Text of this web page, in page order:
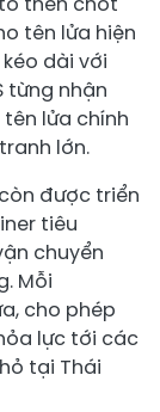
tên lửa hiện
dài với
từng nhận
lửa chính
lớn.
được triển
tiêu
chuyển
Mỗi
cho phép
lực tới các
tại Thái